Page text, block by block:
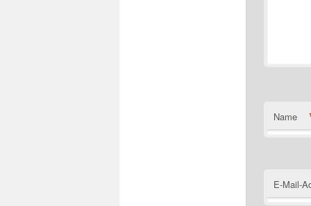
Name
E-Mail-